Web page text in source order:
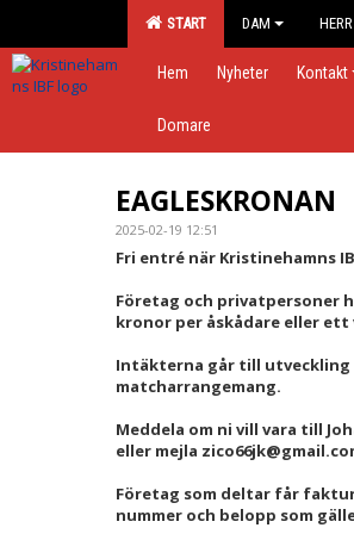
START DAM HERR
Hem Nyheter Kontakt
Domare
EAGLESKRONAN
2025-02-19 12:51
Fri entré när Kristinehamns
Företag och privatpersoner
kronor per åskådare eller
Intäkterna går till utveckling
matcharrangemang.
Meddela om ni vill vara till
eller mejla
Företag som deltar får
nummer och belopp som